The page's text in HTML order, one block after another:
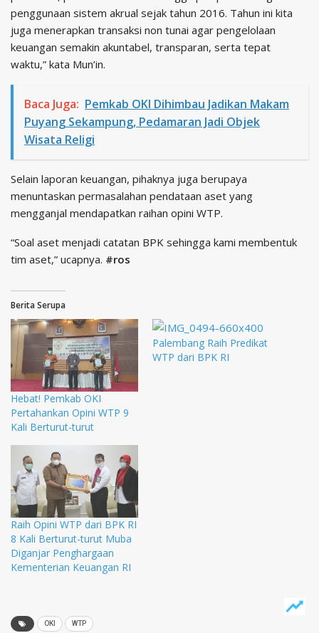
penggunaan sistem akrual sejak tahun 2016. Tahun ini kita
juga menerapkan transaksi non tunai agar pengelolaan
keuangan semakin akuntabel, transparan, serta tepat
waktu,” kata Mun’in.
Baca Juga: Pemkab OKI Dihimbau Jadikan Makam
Puyang Sekampung, Pedamaran Jadi Objek
Wisata Religi
Selain laporan keuangan, pihaknya juga berupaya
menuntaskan permasalahan pendataan aset yang
mengganjal mendapatkan raihan opini WTP.
“Soal aset menjadi catatan BPK sehingga kami membentuk
tim aset,” ucapnya. #ros
Berita Serupa
Hebat! Pemkab OKI
Pertahankan Opini WTP 9
Kali Berturut-turut
Palembang Raih Predikat
WTP dari BPK RI
Raih Opini WTP dari BPK RI
8 Kali Berturut-turut Muba
Diganjar Penghargaan
Kementerian Keuangan RI
OKI WTP